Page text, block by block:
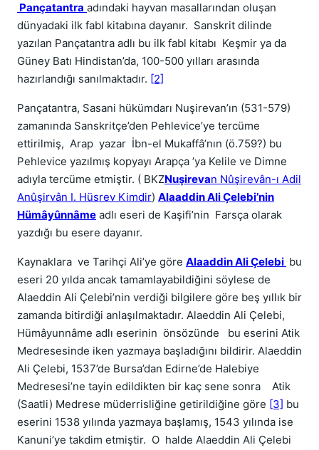
Pançatantra adındaki hayvan masallarından oluşan
dünyadaki ilk fabl kitabına dayanır. Sanskrit dilinde
yazılan Pançatantra adlı bu ilk fabl kitabı Keşmir ya da
Güney Batı Hindistan’da, 100-500 yılları arasında
hazırlandığı sanılmaktadır. [2]
Pançatantra, Sasani hükümdarı Nuşirevan’ın (531-579)
zamanında Sanskritçe’den Pehlevice’ye tercüme
ettirilmiş, Arap yazar İbn-el Mukaffâ’nın (ö.759?) bu
Pehlevice yazılmış kopyayı Arapça ’ya Kelile ve Dimne
adıyla tercüme etmiştir. ( BKZNuşirevan Nûşirevân-ı Adil
Anûşirvân I. Hüsrev Kimdir) Alaaddin Ali Çelebi’nin
Hümâyûnnâme adlı eseri de Kaşifi’nin Farsça olarak
yazdığı bu esere dayanır.
Kaynaklara ve Tarihçi Ali’ye göre Alaaddin Ali Çelebi bu
eseri 20 yılda ancak tamamlayabildiğini söylese de
Alaeddin Ali Çelebi’nin verdiği bilgilere göre beş yıllık bir
zamanda bitirdiği anlaşılmaktadır. Alaeddin Ali Çelebi,
Hümâyunnâme adlı eserinin önsözünde bu eserini Atik
Medresesinde iken yazmaya başladığını bildirir. Alaeddin
Ali Çelebi, 1537’de Bursa’dan Edirne’de Halebiye
Medresesi’ne tayin edildikten bir kaç sene sonra Atik
(Saatli) Medrese müderrisliğine getirildiğine göre [3] bu
eserini 1538 yılında yazmaya başlamış, 1543 yılında ise
Kanuni’ye takdim etmiştir. O halde Alaeddin Ali Çelebi